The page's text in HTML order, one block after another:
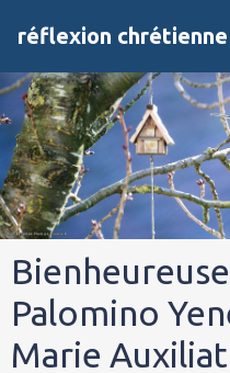
réflexion chrétienne
Palomino
Marie